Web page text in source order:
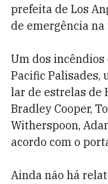
prefeita de Los
de emergência
Um dos
Pacific Palisades,
lar de estrelas de
Bradley Cooper,
Witherspoon,
acordo com o
Ainda não há